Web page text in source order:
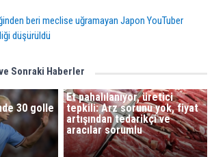
beri meclise uğramayan Japon YouTuber
düşürüldü
Sonraki Haberler
30 golle
Et pahalılanıyor, üretici
tepkili: Arz sorunu yok, fiyat
artışından tedarikçi ve
aracılar sorumlu